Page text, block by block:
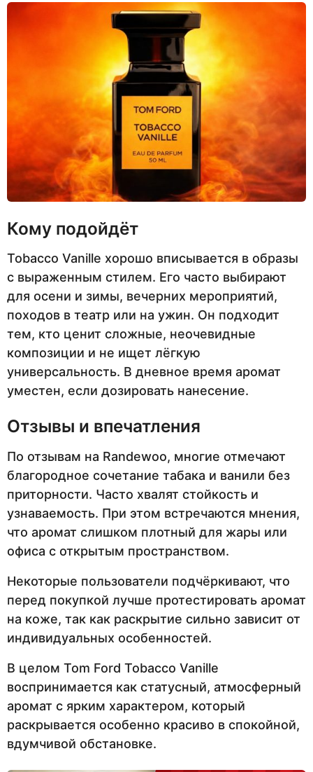
Кому подойдёт
Tobacco Vanille хорошо вписывается в образы
с выраженным стилем. Его часто выбирают
для осени и зимы, вечерних мероприятий,
походов в театр или на ужин. Он подходит
тем, кто ценит сложные, неочевидные
композиции и не ищет лёгкую
универсальность. В дневное время аромат
уместен, если дозировать нанесение.
Отзывы и впечатления
По отзывам на Randewoo, многие отмечают
благородное сочетание табака и ванили без
приторности. Часто хвалят стойкость и
узнаваемость. При этом встречаются мнения,
что аромат слишком плотный для жары или
офиса с открытым пространством.
Некоторые пользователи подчёркивают, что
перед покупкой лучше протестировать аромат
на коже, так как раскрытие сильно зависит от
индивидуальных особенностей.
В целом Tom Ford Tobacco Vanille
воспринимается как статусный, атмосферный
аромат с ярким характером, который
раскрывается особенно красиво в спокойной,
вдумчивой обстановке.